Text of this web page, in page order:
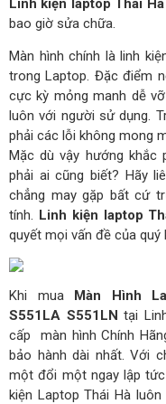
bao giờ sửa chữa.
Màn hình chính là linh
trong Laptop. Đặc điểm
cực kỳ mỏng manh dễ
luôn với người sử dụng.
phải các lỗi không mong
Mặc dù vậy hướng
phải ai cũng biết? Hãy
chẳng may gặp bất cứ
tính. Linh kiện laptop
quyết mọi vấn đề của quý
Khi mua Màn Hình
S551LA S551LN tại
cấp màn hình Chính
bảo hành dài nhất. Với
một đổi một ngay lập
kiện Laptop Thái Hà